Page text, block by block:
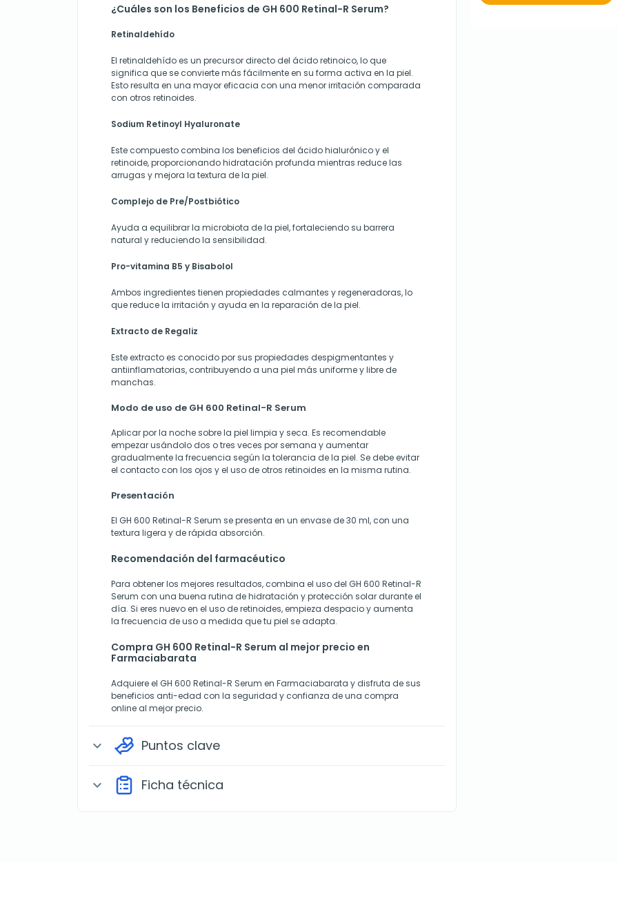
¿Cuáles son los Beneficios de GH 600 Retinal-R Serum?
Retinaldehído
El retinaldehído es un precursor directo del ácido retinoico, lo que
significa que se convierte más fácilmente en su forma activa en la piel.
Esto resulta en una mayor eficacia con una menor irritación comparada
con otros retinoides.
Sodium Retinoyl Hyaluronate
Este compuesto combina los beneficios del ácido hialurónico y el
retinoide, proporcionando hidratación profunda mientras reduce las
arrugas y mejora la textura de la piel.
Complejo de Pre/Postbiótico
Ayuda a equilibrar la microbiota de la piel, fortaleciendo su barrera
natural y reduciendo la sensibilidad.
Pro-vitamina B5 y Bisabolol
Ambos ingredientes tienen propiedades calmantes y regeneradoras, lo
que reduce la irritación y ayuda en la reparación de la piel.
Extracto de Regaliz
Este extracto es conocido por sus propiedades despigmentantes y
antiinflamatorias, contribuyendo a una piel más uniforme y libre de
manchas.
Modo de uso de GH 600 Retinal-R Serum
Aplicar por la noche sobre la piel limpia y seca. Es recomendable
empezar usándolo dos o tres veces por semana y aumentar
gradualmente la frecuencia según la tolerancia de la piel. Se debe evitar
el contacto con los ojos y el uso de otros retinoides en la misma rutina.
Presentación
El GH 600 Retinal-R Serum se presenta en un envase de 30 ml, con una
textura ligera y de rápida absorción.
Recomendación del farmacéutico
Para obtener los mejores resultados, combina el uso del GH 600 Retinal-R
Serum con una buena rutina de hidratación y protección solar durante el
día. Si eres nuevo en el uso de retinoides, empieza despacio y aumenta
la frecuencia de uso a medida que tu piel se adapta.
Compra GH 600 Retinal-R Serum al mejor precio en
Farmaciabarata
Adquiere el GH 600 Retinal-R Serum en Farmaciabarata y disfruta de sus
beneficios anti-edad con la seguridad y confianza de una compra
online al mejor precio.
expand_more Puntos clave
expand_more Ficha técnica